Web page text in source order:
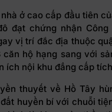
ở cao cấp đầu tiên
đạt chứng nhận
vị trí đắc địa thuộc
hộ hạng sang với
ích nội khu đẳng cấp
thuyết về Hồ Tây
huyền bí với chuỗi